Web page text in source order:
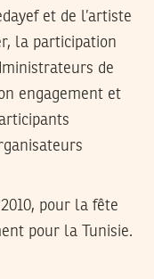
et de l’artiste
la participation
de
engagement et
pour la fête
pour la Tunisie.